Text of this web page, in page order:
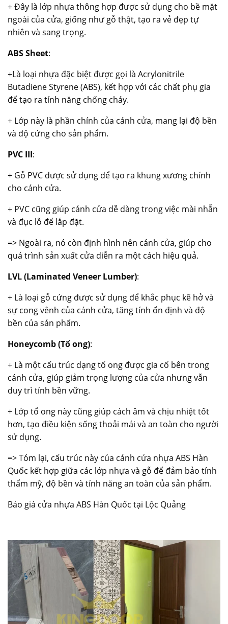
+ Đây là lớp nhựa thông hợp được sử dụng cho bề mặt
ngoài của cửa, giống như gỗ thật, tạo ra vẻ đẹp tự
nhiên và sang trọng.
ABS Sheet:
+Là loại nhựa đặc biệt được gọi là Acrylonitrile
Butadiene Styrene (ABS), kết hợp với các chất phụ gia
để tạo ra tính năng chống cháy.
+ Lớp này là phần chính của cánh cửa, mang lại độ bền
và độ cứng cho sản phẩm.
PVC III:
+ Gỗ PVC được sử dụng để tạo ra khung xương chính
cho cánh cửa.
+ PVC cũng giúp cánh cửa dễ dàng trong việc mài nhẵn
và đục lỗ để lắp đặt.
=> Ngoài ra, nó còn định hình nên cánh cửa, giúp cho
quá trình sản xuất cửa diễn ra một cách hiệu quả.
LVL (Laminated Veneer Lumber):
+ Là loại gỗ cứng được sử dụng để khắc phục kẽ hở và
sự cong vênh của cánh cửa, tăng tính ổn định và độ
bền của sản phẩm.
Honeycomb (Tổ ong):
+ Là một cấu trúc dạng tổ ong được gia cố bên trong
cánh cửa, giúp giảm trọng lượng của cửa nhưng vẫn
duy trì tính bền vững.
+ Lớp tổ ong này cũng giúp cách âm và chịu nhiệt tốt
hơn, tạo điều kiện sống thoải mái và an toàn cho người
sử dụng.
=> Tóm lại, cấu trúc này của cánh cửa nhựa ABS Hàn
Quốc kết hợp giữa các lớp nhựa và gỗ để đảm bảo tính
thẩm mỹ, độ bền và tính năng an toàn của sản phẩm.
Báo giá cửa nhựa ABS Hàn Quốc tại Lộc Quảng